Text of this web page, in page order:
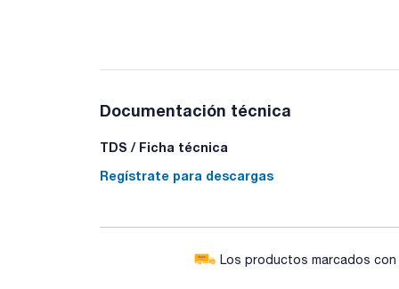
Documentación técnica
TDS / Ficha técnica
Regístrate para descargas
Los productos marcados con